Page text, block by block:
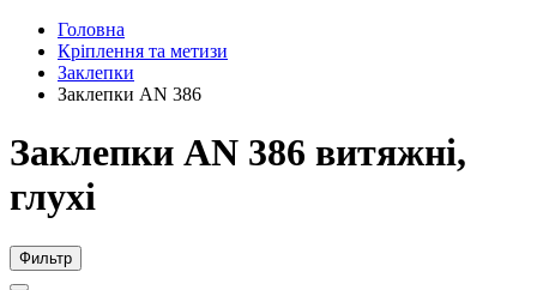
Головна
Кріплення та метизи
Заклепки
Заклепки AN 386
Заклепки AN 386 витяжні,
глухі
Фильтр